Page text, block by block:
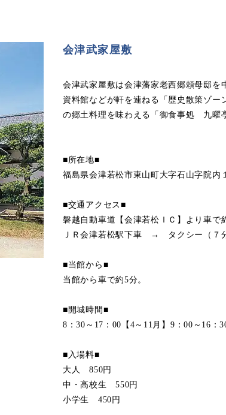
会津武家屋敷
会津武家屋敷は会津藩家老西郷頼母邸を
資料館などが軒を連ねる「歴史散策ゾ
の郷土料理を味わえる「御食事処 九曜
■所在地■
福島県会津若松市東山町大字石山字院内
■交通アクセス■
磐越自動車道【会津若松ＩＣ】より車で
ＪＲ会津若松駅下車 → タクシー（７分
■当館から■
当館から車で約5分。
■開城時間■
8：30～17：00【4～11月】9：00～16：
■入場料■
大人 850円
中・高校生 550円
小学生 450円